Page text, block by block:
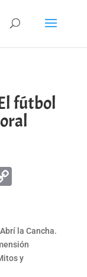
fútbol
Copy
la Cancha.
y